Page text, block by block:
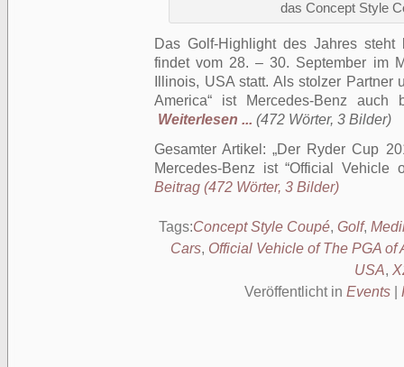
das Concept Style
Das Golf-Highlight des Jahres
findet vom 28. – 30. September im
Illinois, USA statt. Als stolzer
America“ ist Mercedes-Benz
Weiterlesen ... (472 Wörter, 3 Bilder)
Gesamter Artikel: Der Ryder Cup
Mercedes-Benz ist “Official Vehicle
Beitrag (472 Wörter, 3 Bilder)
Tags:Concept Style Coupé, Golf,
Cars, Official Vehicle of The PGA of
USA,
Veröffentlicht in Events